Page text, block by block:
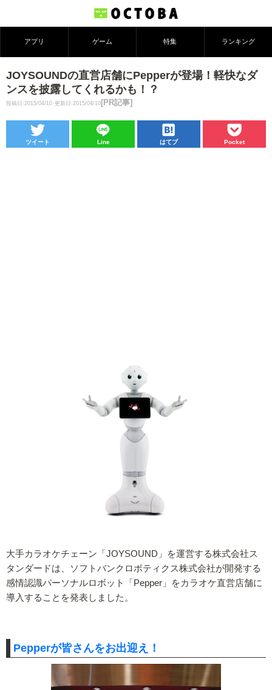
アプリ ゲーム 特集 ランキング
JOYSOUNDの直営店舗にPepperが登場！軽快なダ
ンスを披露してくれるかも！？
投稿日:2015/04/10 更新日:2015/04/10 [PR記事]
ツイート Line はてブ Pocket
大手カラオケチェーン「JOYSOUND」を運営する株式会社ス
タンダードは、ソフトバンクロボティクス株式会社が開発する
感情認識パーソナルロボット「Pepper」をカラオケ直営店舗に
導入することを発表しました。
Pepperが皆さんをお出迎え！